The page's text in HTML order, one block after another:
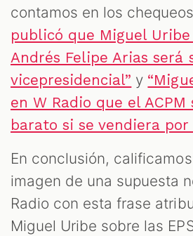
contamos en los chequeos
publicó que Miguel
Andrés Felipe Arias será
vicepresidencial” y
en W Radio que el
barato si se vendiera por
En conclusión,
imagen de una supuesta
Radio con esta frase
Miguel Uribe sobre las